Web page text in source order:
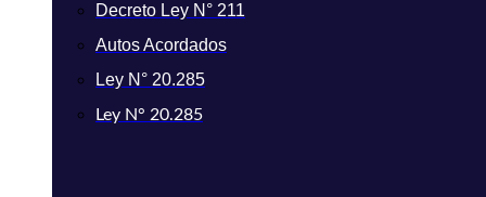
Decreto Ley N° 211
Autos Acordados
Ley N° 20.285
Ley N° 20.285